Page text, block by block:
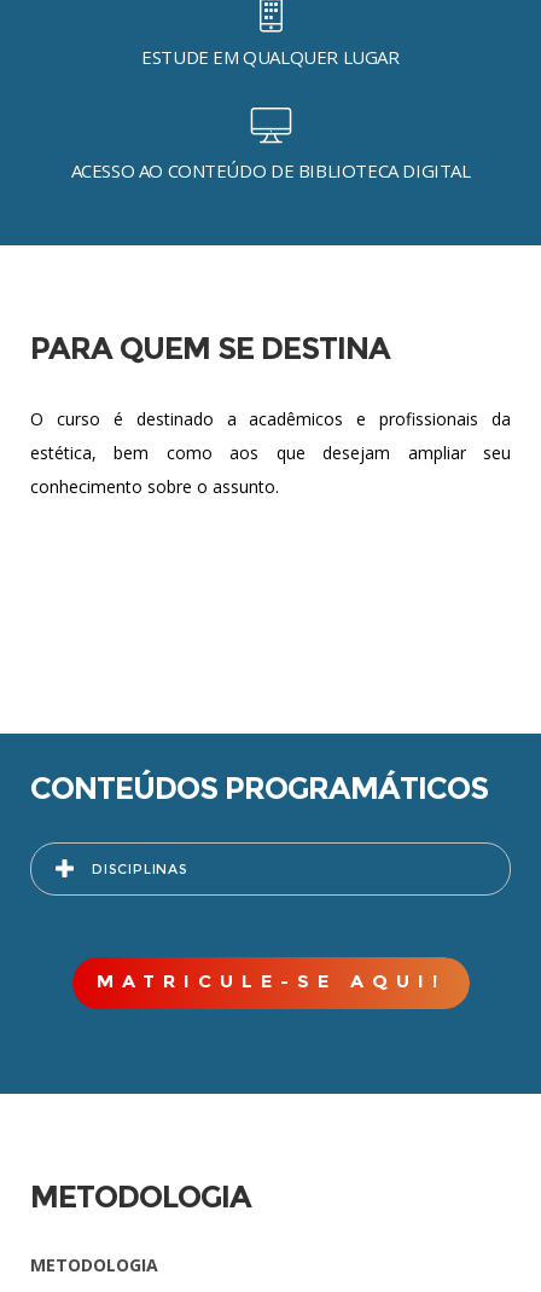
ESTUDE EM QUALQUER LUGAR
ACESSO AO CONTEÚDO DE BIBLIOTECA DIGITAL
PARA QUEM SE DESTINA
O curso é destinado a acadêmicos e profissionais da
estética, bem como aos que desejam ampliar seu
conhecimento sobre o assunto.
CONTEÚDOS PROGRAMÁTICOS
DISCIPLINAS
MATRICULE-SE AQUI!
METODOLOGIA
METODOLOGIA